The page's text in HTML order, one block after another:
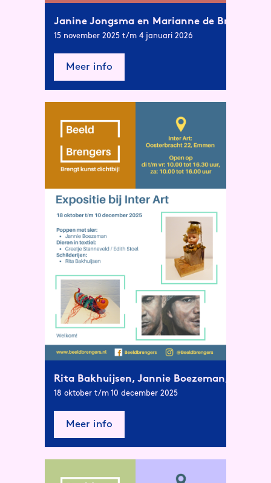
Janine Jongsma en Marianne de Bruyn
15 november 2025 t/m 4 januari 2026
Meer info
Rita Bakhuijsen, Jannie Boezeman,
18 oktober t/m 10 december 2025
Meer info